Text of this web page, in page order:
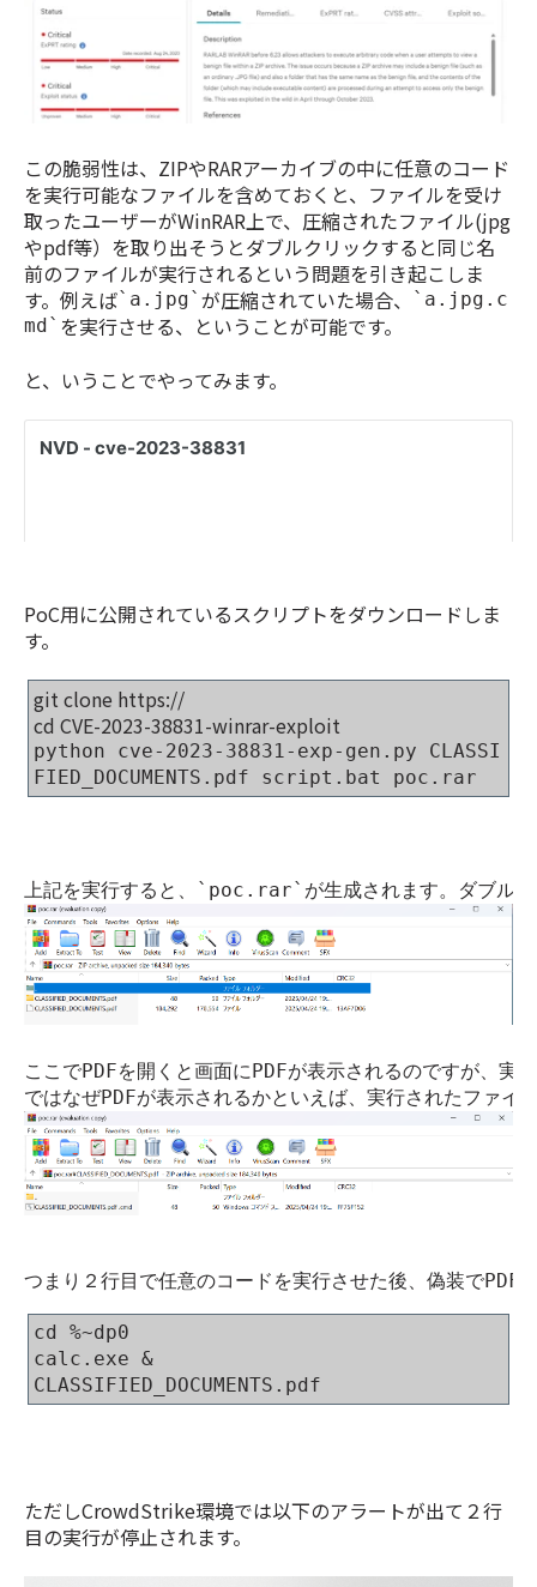
この脆弱性は、ZIPやRARアーカイブの中に任意のコード
を実行可能なファイルを含めておくと、ファイルを受け
取ったユーザーがWinRAR上で、圧縮されたファイル(jpg
やpdf等）を取り出そうとダブルクリックすると同じ名
前のファイルが実行されるという問題を引き起こしま
す。例えば`a.jpg` が圧縮されていた場合、
`a.jpg.c
md` を実行させる、ということが可能です。
と、いうことでやってみます。
PoC用に公開されているスクリプトをダウンロードしま
す。
git clone https://
cd CVE-2023-38831-winrar-exploit
python cve-2023-38831-exp-gen.py CLASSI
FIED_DOCUMENTS.pdf script.bat poc.rar
上記を実行すると、`poc.rar`が生成されます。ダブルク
ここでPDFを開くと画面にPDFが表示されるのですが、
ではなぜPDFが表示されるかといえば、実行されたファ
つまり２行目で任意のコードを実行させた後、偽装で
cd %~dp0
calc.exe &
CLASSIFIED_DOCUMENTS.pdf
ただしCrowdStrike環境では以下のアラートが出て２行
目の実行が停止されます。